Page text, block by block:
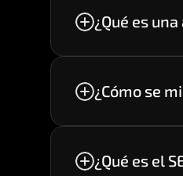
¿Qué es
Es un
¿Cómo se
Mediante
¿Qué es el
Es una